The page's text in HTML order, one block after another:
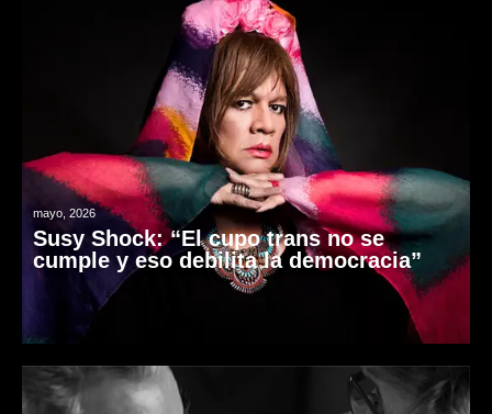
mayo, 2026
Susy Shock: “El cupo trans no se
cumple y eso debilita la democracia”